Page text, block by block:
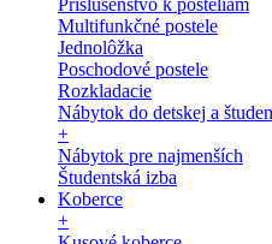
Príslušenstvo k posteliam
Multifunkčné postele
Jednolôžka
Poschodové postele
Rozkladacie
Nábytok do detskej a
+
Nábytok pre najmenších
Študentská izba
Koberce
+